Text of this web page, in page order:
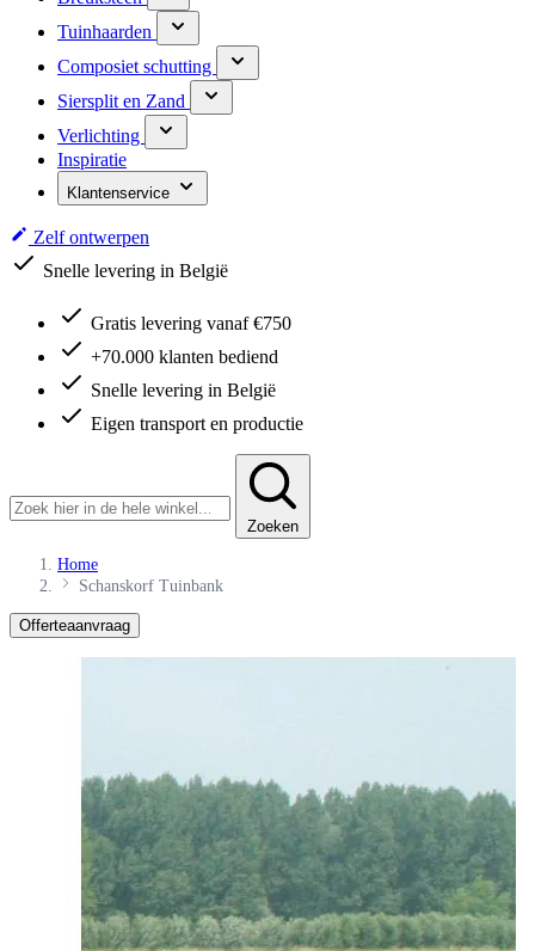
Tuinhaarden
Composiet schutting
Siersplit en Zand
Verlichting
Inspiratie
Klantenservice
Zelf ontwerpen
Snelle levering in België
Gratis levering vanaf €750
+70.000 klanten bediend
Snelle levering in België
Eigen transport en productie
Zoeken
Home
Schanskorf Tuinbank
Offerteaanvraag